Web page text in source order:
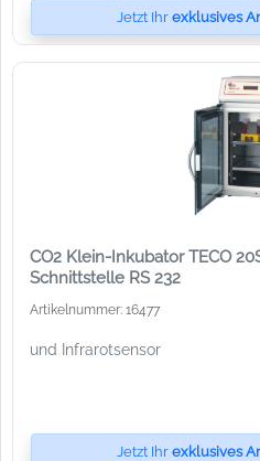
Jetzt Ihr exklusives
CO2 Klein-Inkubator TECO
Schnittstelle RS 232
Artikelnummer: 16477
und Infrarotsensor
Jetzt Ihr exklusives